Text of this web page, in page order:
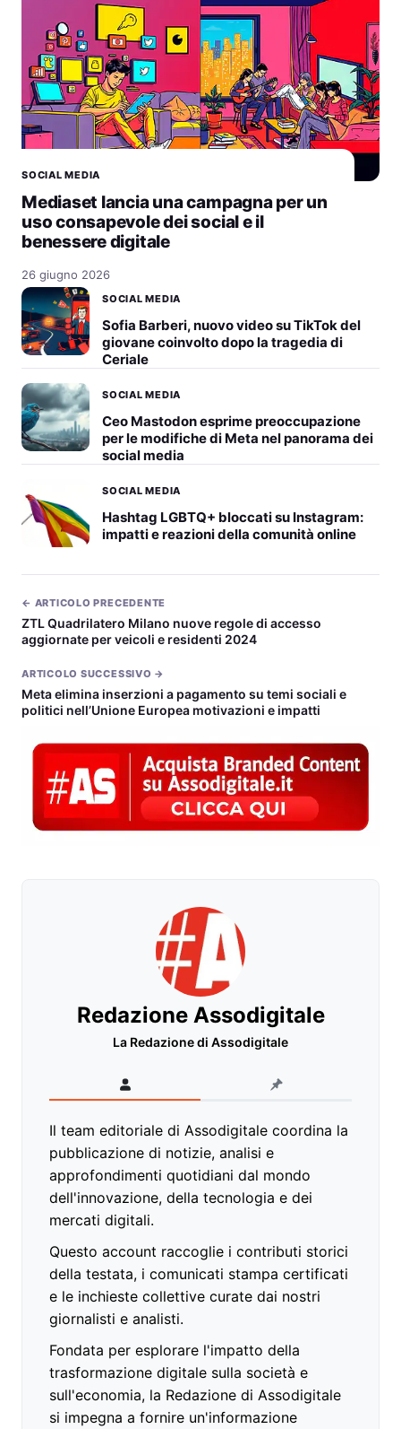
SOCIAL MEDIA
Mediaset lancia una campagna per un
uso consapevole dei social e il
benessere digitale
26 giugno 2026
SOCIAL MEDIA
Sofia Barberi, nuovo video su TikTok del
giovane coinvolto dopo la tragedia di
Ceriale
SOCIAL MEDIA
Ceo Mastodon esprime preoccupazione
per le modifiche di Meta nel panorama dei
social media
SOCIAL MEDIA
Hashtag LGBTQ+ bloccati su Instagram:
impatti e reazioni della comunità online
← ARTICOLO PRECEDENTE
ZTL Quadrilatero Milano nuove regole di accesso
aggiornate per veicoli e residenti 2024
ARTICOLO SUCCESSIVO →
Meta elimina inserzioni a pagamento su temi sociali e
politici nell’Unione Europea motivazioni e impatti
Redazione Assodigitale
La Redazione di Assodigitale
Il team editoriale di Assodigitale coordina la
pubblicazione di notizie, analisi e
approfondimenti quotidiani dal mondo
dell'innovazione, della tecnologia e dei
mercati digitali.
Questo account raccoglie i contributi storici
della testata, i comunicati stampa certificati
e le inchieste collettive curate dai nostri
giornalisti e analisti.
Fondata per esplorare l'impatto della
trasformazione digitale sulla società e
sull'economia, la Redazione di Assodigitale
si impegna a fornire un'informazione